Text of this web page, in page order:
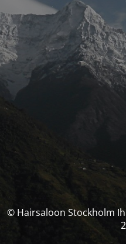
© Hairsaloon Stockholm